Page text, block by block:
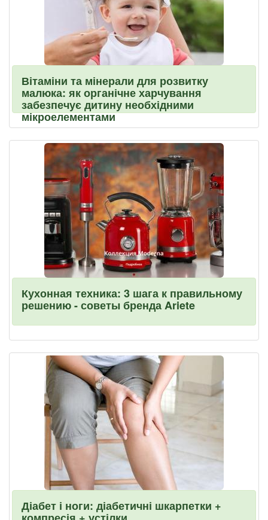
Вітаміни та мінерали для розвитку
малюка: як органічне харчування
забезпечує дитину необхідними
мікроелементами
Кухонная техника: 3 шага к правильному
решению - советы бренда Ariete
Діабет і ноги: діабетичні шкарпетки +